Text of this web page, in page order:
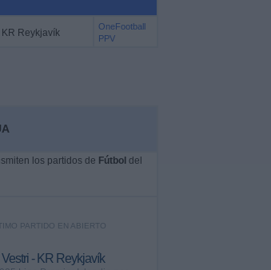
KR Reykjavík
OneFootball
PPV
los partidos de Fútbol del
PARTIDO EN ABIERTO
Vestri - KR Reykjavík